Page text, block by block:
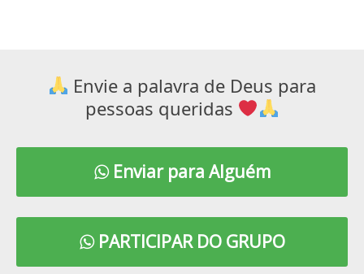
Envie a palavra de Deus para
pessoas queridas
Enviar para Alguém
PARTICIPAR DO GRUPO